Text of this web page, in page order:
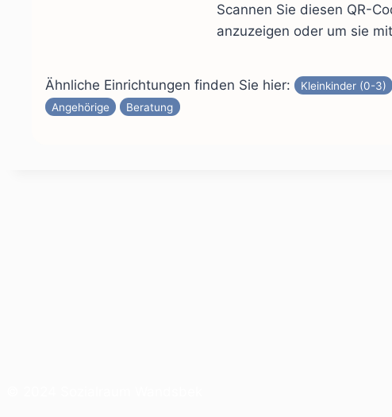
Scannen Sie diesen QR-
anzuzeigen oder um sie
Ähnliche Einrichtungen finden Sie hier: Kleinkinder (0-3)
Angehörige
Beratung